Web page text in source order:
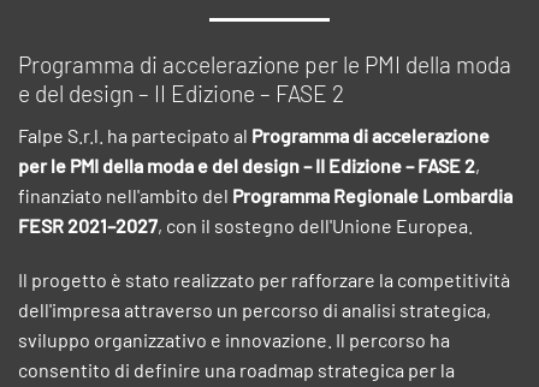
Programma di accelerazione per le PMI della moda
e del design – II Edizione – FASE 2
Falpe S.r.l. ha partecipato al Programma di accelerazione
per le PMI della moda e del design – II Edizione – FASE 2,
finanziato nell'ambito del Programma Regionale Lombardia
FESR 2021–2027, con il sostegno dell'Unione Europea.
Il progetto è stato realizzato per rafforzare la competitività
dell'impresa attraverso un percorso di analisi strategica,
sviluppo organizzativo e innovazione. Il percorso ha
consentito di definire una roadmap strategica per la